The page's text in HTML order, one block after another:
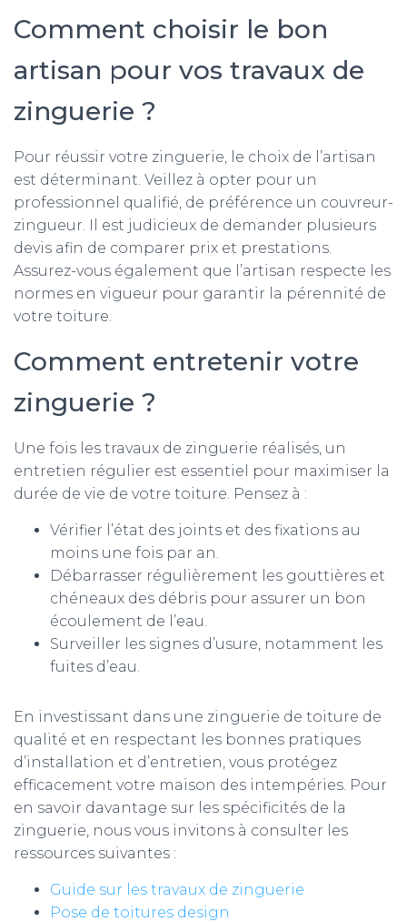
Comment choisir le bon
artisan pour vos travaux de
zinguerie ?
Pour réussir votre zinguerie, le choix de l’artisan
est déterminant. Veillez à opter pour un
professionnel qualifié, de préférence un couvreur-
zingueur. Il est judicieux de demander plusieurs
devis afin de comparer prix et prestations.
Assurez-vous également que l’artisan respecte les
normes en vigueur pour garantir la pérennité de
votre toiture.
Comment entretenir votre
zinguerie ?
Une fois les travaux de zinguerie réalisés, un
entretien régulier est essentiel pour maximiser la
durée de vie de votre toiture. Pensez à :
Vérifier l’état des joints et des fixations au
moins une fois par an.
Débarrasser régulièrement les gouttières et
chéneaux des débris pour assurer un bon
écoulement de l’eau.
Surveiller les signes d’usure, notamment les
fuites d’eau.
En investissant dans une zinguerie de toiture de
qualité et en respectant les bonnes pratiques
d’installation et d’entretien, vous protégez
efficacement votre maison des intempéries. Pour
en savoir davantage sur les spécificités de la
zinguerie, nous vous invitons à consulter les
ressources suivantes :
Guide sur les travaux de zinguerie
Pose de toitures design